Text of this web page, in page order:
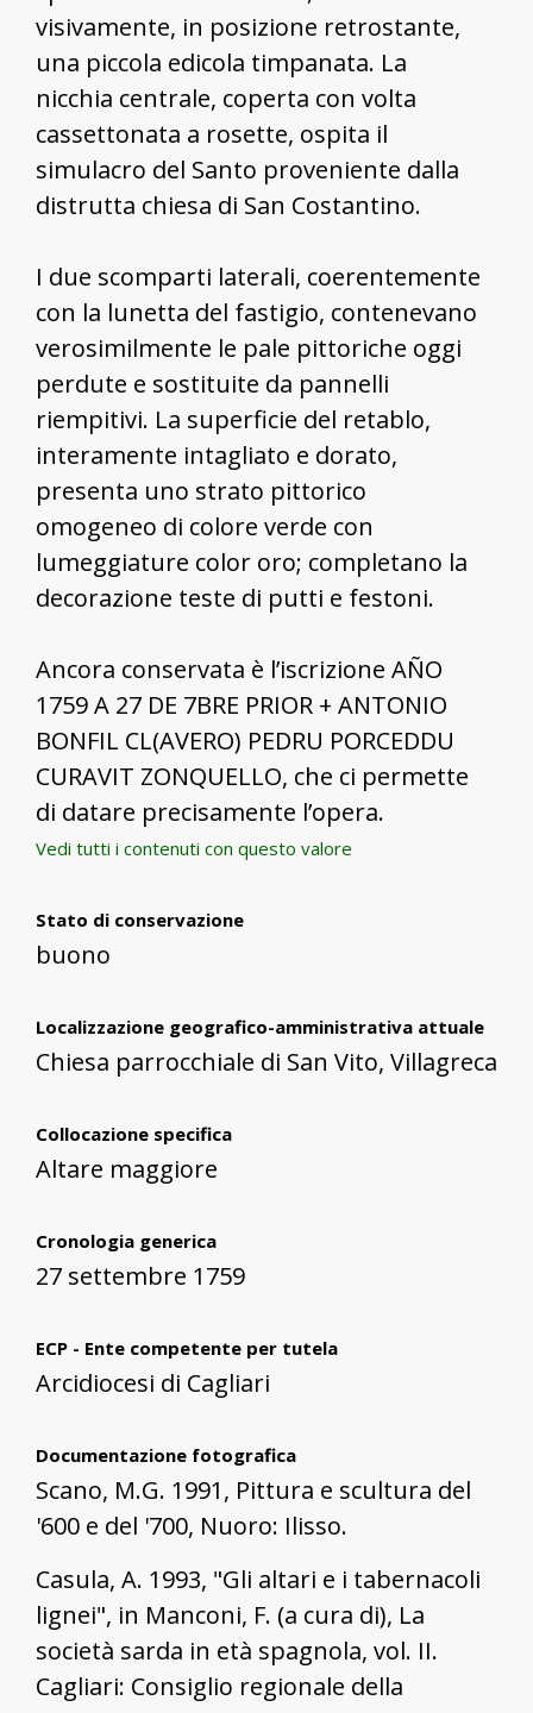
visivamente, in posizione retrostante,
una piccola edicola timpanata. La
nicchia centrale, coperta con volta
cassettonata a rosette, ospita il
simulacro del Santo proveniente dalla
distrutta chiesa di San Costantino.
I due scomparti laterali, coerentemente
con la lunetta del fastigio, contenevano
verosimilmente le pale pittoriche oggi
perdute e sostituite da pannelli
riempitivi. La superficie del retablo,
interamente intagliato e dorato,
presenta uno strato pittorico
omogeneo di colore verde con
lumeggiature color oro; completano la
decorazione teste di putti e festoni.
Ancora conservata è l’iscrizione AÑO
1759 A 27 DE 7BRE PRIOR + ANTONIO
BONFIL CL(AVERO) PEDRU PORCEDDU
CURAVIT ZONQUELLO, che ci permette
di datare precisamente l’opera.
Vedi tutti i contenuti con questo valore
Stato di conservazione
buono
Localizzazione geografico-amministrativa attuale
Chiesa parrocchiale di San Vito, Villagreca
Collocazione specifica
Altare maggiore
Cronologia generica
27 settembre 1759
ECP - Ente competente per tutela
Arcidiocesi di Cagliari
Documentazione fotografica
Scano, M.G. 1991, Pittura e scultura del
'600 e del '700, Nuoro: Ilisso.
Casula, A. 1993, "Gli altari e i tabernacoli
lignei", in Manconi, F. (a cura di), La
società sarda in età spagnola, vol. II.
Cagliari: Consiglio regionale della